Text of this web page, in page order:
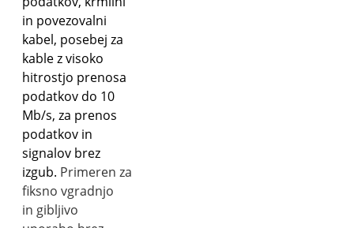
in povezovalni
kabel, posebej za
kable z visoko
hitrostjo prenosa
podatkov do 10
Mb/s, za prenos
podatkov in
signalov brez
izgub. Primeren za
fiksno vgradnjo
in gibljivo